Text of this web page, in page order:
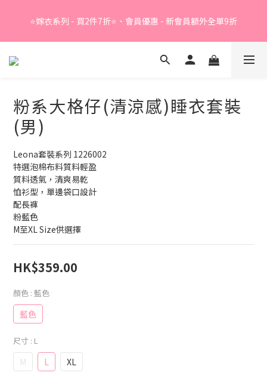
⭐嫁衣系列 - 買2件7折⭐、會員優惠 - 新會員額外全單9折
Summer Sale - 精選睡衣買2件折❤️
粉系大格仔(清涼感)睡衣套裝
(男)
Leona套裝系列 1226002
特選泡棉布料質料輕盈
質料透氣，清爽易乾
恤衫型，單邊袋口設計
配長褲
粉藍色
M至XL Size供選擇
HK$359.00
顏色 : 藍色
藍色
尺寸 : L
M L XL